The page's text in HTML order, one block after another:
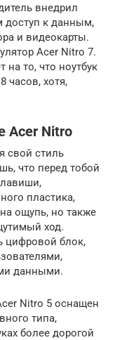
внедрил
доступ к данным,
и видеокарты.
Acer Nitro 7.
то, что ноутбук
часов, хотя,
Acer Nitro
свой стиль
что перед тобой
пластика,
ощупь, но также
ход.
цифровой блок,
данными.
Nitro 5 оснащен
типа,
более дорогой